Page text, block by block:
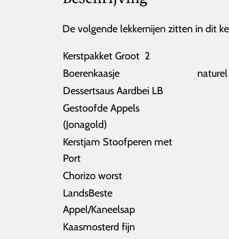
De volgende lekkernijen zitten in dit
Kerstpakket Groot 2
Boerenkaasje
naturel
Dessertsaus Aardbei LB
Gestoofde Appels
(Jonagold)
Kerstjam Stoofperen met
Port
Chorizo worst
LandsBeste
Appel/Kaneelsap
Kaasmosterd fijn